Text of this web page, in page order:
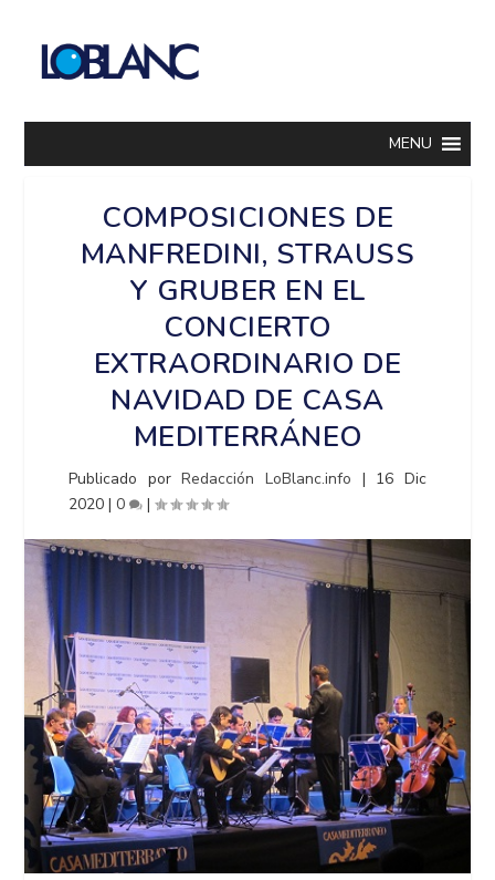
MENU
COMPOSICIONES DE
MANFREDINI, STRAUSS
Y GRUBER EN EL
CONCIERTO
EXTRAORDINARIO DE
NAVIDAD DE CASA
MEDITERRÁNEO
Publicado porRedacción LoBlanc.info | 16 Dic
2020 |0 |